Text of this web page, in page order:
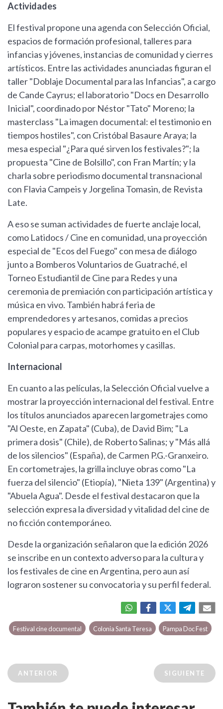
Actividades
El festival propone una agenda con Selección Oficial,
espacios de formación profesional, talleres para
infancias y jóvenes, instancias de comunidad y cierres
artísticos. Entre las actividades anunciadas figuran el
taller "Doblaje Documental para las Infancias", a cargo
de Cande Cayrus; el laboratorio "Docs en Desarrollo
Inicial", coordinado por Néstor "Tato" Moreno; la
masterclass "La imagen documental: el testimonio en
tiempos hostiles", con Cristóbal Basaure Araya; la
mesa especial "¿Para qué sirven los festivales?"; la
propuesta "Cine de Bolsillo", con Fran Martín; y la
charla sobre periodismo documental transnacional
con Flavia Campeis y Jorgelina Tomasin, de Revista
Late.
A eso se suman actividades de fuerte anclaje local,
como Latidocs / Cine en comunidad, una proyección
especial de "Ecos del Fuego" con mesa de diálogo
junto a Bomberos Voluntarios de Guatraché, el
Torneo Estudiantil de Cine para Redes y una
ceremonia de premiación con participación artística y
música en vivo. También habrá feria de
emprendedores y artesanos, comidas a precios
populares y espacio de acampe gratuito en el Club
Colonial para carpas, motorhomes y casillas.
Internacional
En cuanto a las películas, la Selección Oficial vuelve a
mostrar la proyección internacional del festival. Entre
los títulos anunciados aparecen largometrajes como
"Al Oeste, en Zapata" (Cuba), de David Bim; "La
primera dosis" (Chile), de Roberto Salinas; y "Más allá
de los silencios" (España), de Carmen P.G.-Granxeiro.
En cortometrajes, la grilla incluye obras como "La
fuerza del silencio" (Etiopía), "Nieta 139" (Argentina) y
"Abuela Agua". Desde el festival destacaron que la
selección expresa la diversidad y vitalidad del cine de
no ficción contemporáneo.
Desde la organización señalaron que la edición 2026
se inscribe en un contexto adverso para la cultura y
los festivales de cine en Argentina, pero aun así
lograron sostener su convocatoria y su perfil federal.
Festival cine documental Colonia Santa Teresa Pampa Doc Fest
ANTERIOR SIGUIENTE